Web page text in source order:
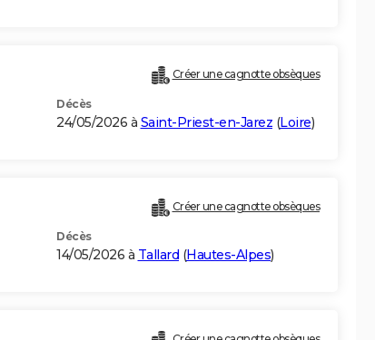
Créer une cagnotte obsèques
Décès
24/05/2026 à Saint-Priest-en-Jarez (Loire)
Créer une cagnotte obsèques
Décès
14/05/2026 à Tallard (Hautes-Alpes)